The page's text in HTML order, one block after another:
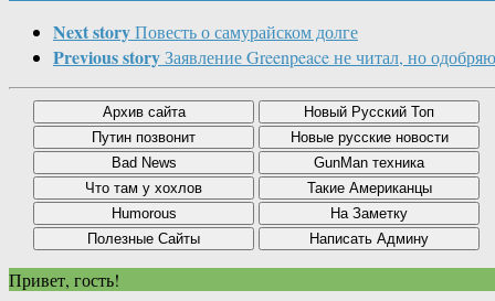
Next storyПовесть о самурайском долге
Previous storyЗаявление Greenpeace не читал, но одобряю
Привет, гость!